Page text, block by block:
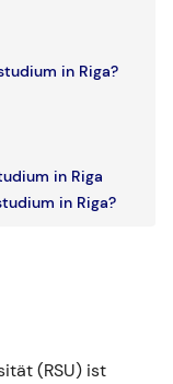
in Riga?
in Riga
in Riga?
(RSU) ist